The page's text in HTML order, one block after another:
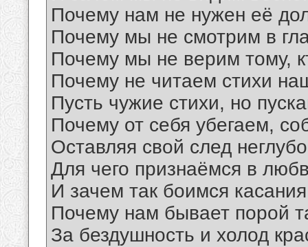
Почему нам не нужен её
Почему мы не смотрим в
Почему мы не верим тому,
Почему не читаем стихи
Пусть чужие стихи, но
Почему от себя убегаем,
Оставляя свой след
Для чего признаёмся в
И зачем так боимся
Почему нам бывает порой
За бездушность и холод